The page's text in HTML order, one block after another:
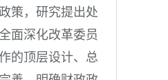
策，研究提出处
面深化改革委员
的顶层设计、总